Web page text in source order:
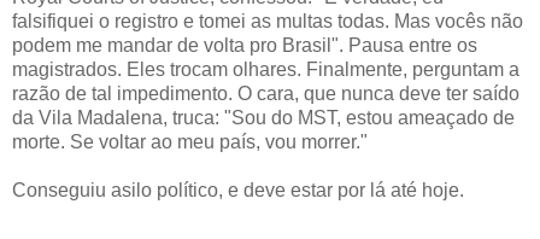
falsifiquei o registro e tomei as multas todas. Mas vocês não
podem me mandar de volta pro Brasil". Pausa entre os
magistrados. Eles trocam olhares. Finalmente, perguntam a
razão de tal impedimento. O cara, que nunca deve ter saído
da Vila Madalena, truca: "Sou do MST, estou ameaçado de
morte. Se voltar ao meu país, vou morrer."
Conseguiu asilo político, e deve estar por lá até hoje.